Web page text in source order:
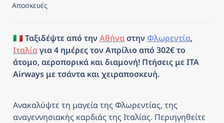
Αποσκευές
🇮🇹 Ταξιδέψτε από την Αθήνα στην Φλωρεντία
Ιταλία για 4 ημέρες τον Απρίλιο από 302€ το
άτομο, αεροπορικά και διαμονή! Πτήσεις με ITA
Airways με τσάντα και χειραποσκευή.
Ανακαλύψτε τη μαγεία της Φλωρεντίας, της
αναγεννησιακής καρδιάς της Ιταλίας. Περιηγηθείτε